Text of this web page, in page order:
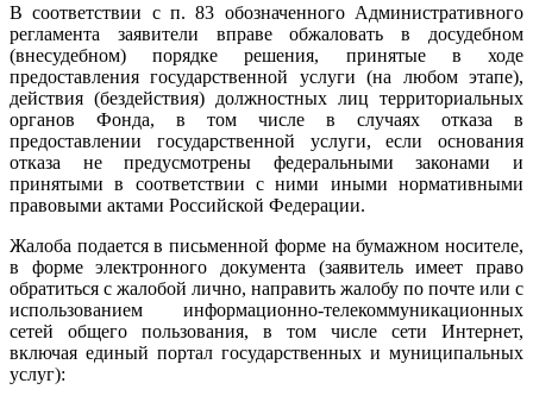
В соответствии с п. 83 обозначенного Административного
регламента заявители вправе обжаловать в досудебном
(внесудебном) порядке решения, принятые в ходе
предоставления государственной услуги (на любом этапе),
действия (бездействия) должностных лиц территориальных
органов Фонда, в том числе в случаях отказа в
предоставлении государственной услуги, если основания
отказа не предусмотрены федеральными законами и
принятыми в соответствии с ними иными нормативными
правовыми актами Российской Федерации.
Жалоба подается в письменной форме на бумажном носителе,
в форме электронного документа (заявитель имеет право
обратиться с жалобой лично, направить жалобу по почте или с
использованием информационно-телекоммуникационных
сетей общего пользования, в том числе сети Интернет,
включая единый портал государственных и муниципальных
услуг):